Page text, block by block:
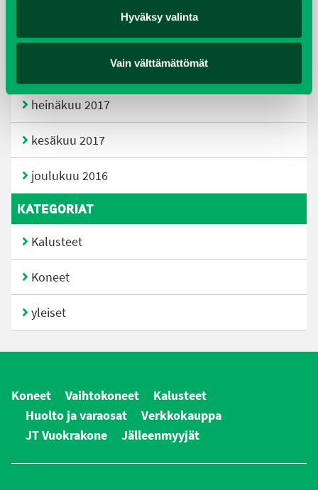
Hyväksy valinta
Vain välttämättömät
tammikuu 2018
heinäkuu 2017
kesäkuu 2017
joulukuu 2016
KATEGORIAT
Kalusteet
Koneet
yleiset
Koneet Vaihtokoneet
Kalusteet
Huolto ja varaosat
Verkkokauppa
JT Vuokrakone
Jälleenmyyjät